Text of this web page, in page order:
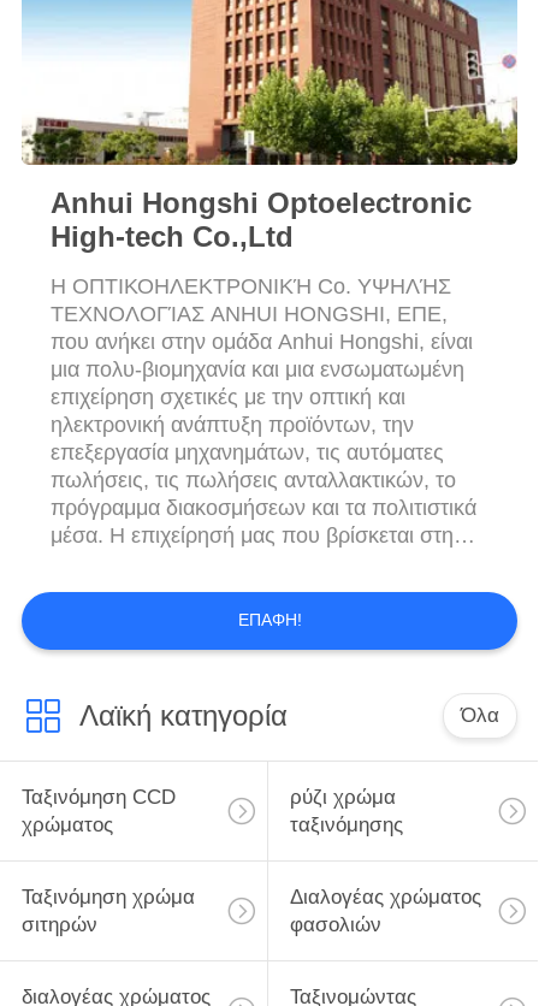
Anhui Hongshi Optoelectronic
High-tech Co.,Ltd
Η ΟΠΤΙΚΟΗΛΕΚΤΡΟΝΙΚΉ Co. ΥΨΗΛΉΣ
ΤΕΧΝΟΛΟΓΊΑΣ ANHUI HONGSHI, ΕΠΕ,
που ανήκει στην ομάδα Anhui Hongshi, είναι
μια πολυ-βιομηχανία και μια ενσωματωμένη
επιχείρηση σχετικές με την οπτική και
ηλεκτρονική ανάπτυξη προϊόντων, την
επεξεργασία μηχανημάτων, τις αυτόματες
πωλήσεις, τις πωλήσεις ανταλλακτικών, το
πρόγραμμα διακοσμήσεων και τα πολιτιστικά
μέσα. Η επιχείρησή μας που βρίσκεται στη
επενδυμένο RMB 8, 000, 000 που καλύπτει
έναν τομέα 80 στρεμμάτων με το σύγχρονο
και τυποποιημένο κέντρο εργαστηρίων
ερευνητικοου 4000 τετραγω...
ΕΠΑΦΉ!
Λαϊκή κατηγορία Όλα
Ταξινόμηση CCD
χρώματος
ρύζι χρώμα
ταξινόμησης
Ταξινόμηση χρώμα
σιτηρών
Διαλογέας χρώματος
φασολιών
διαλογέας χρώματος Ταξινομώντας